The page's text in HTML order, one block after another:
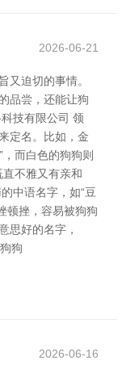
2026-06-21
又迫切的事情。
品尝，还能让狗
技有限公司 领
定名。比如，金
，而白色的狗狗则
直不雅又有亲和
中语名字，如“豆
顿挫，容易被狗狗
思好的名字，
狗
2026-06-16